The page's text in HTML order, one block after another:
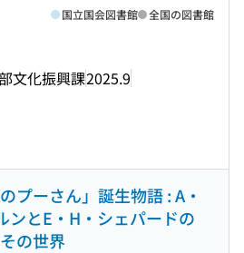
文化振興課2025.9
国立国会図書館 全国の図書館
のプーさん」誕生物語 : A・
ンとE・H・シェパードの
の世界